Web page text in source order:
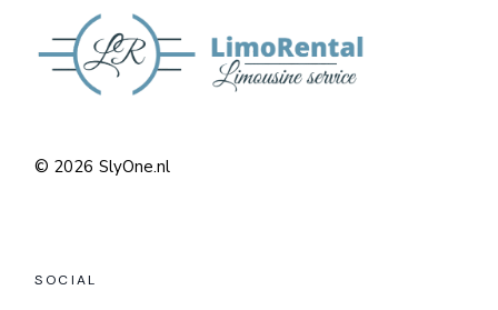
© 2026 SlyOne.nl
SOCIAL